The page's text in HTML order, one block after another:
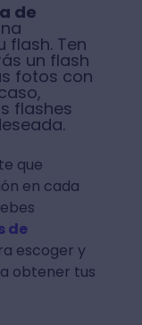
de
flash. Ten
un flash
fotos con
flashes
que
en cada
de
escoger y
obtener tus